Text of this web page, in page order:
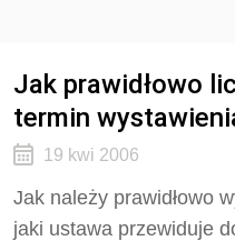
Jak prawidłowo
termin
19 kwi 2006
Jak należy prawidłowo
jaki ustawa przewiduje